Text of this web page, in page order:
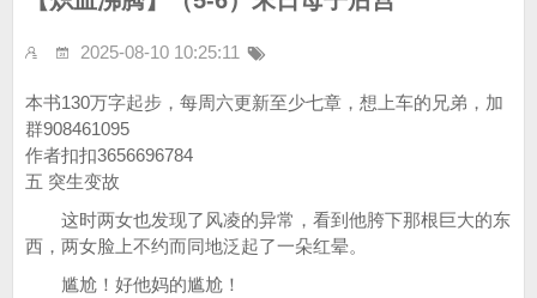
2025-08-10 10:25:11
本书130万字起步，每周六更新至少七章，想上车的兄弟，加
群908461095
作者扣扣3656696784
五 突生变故
这时两女也发现了风凌的异常，看到他胯下那根巨大的东
西，两女脸上不约而同地泛起了一朵红晕。
尴尬！好他妈的尴尬！